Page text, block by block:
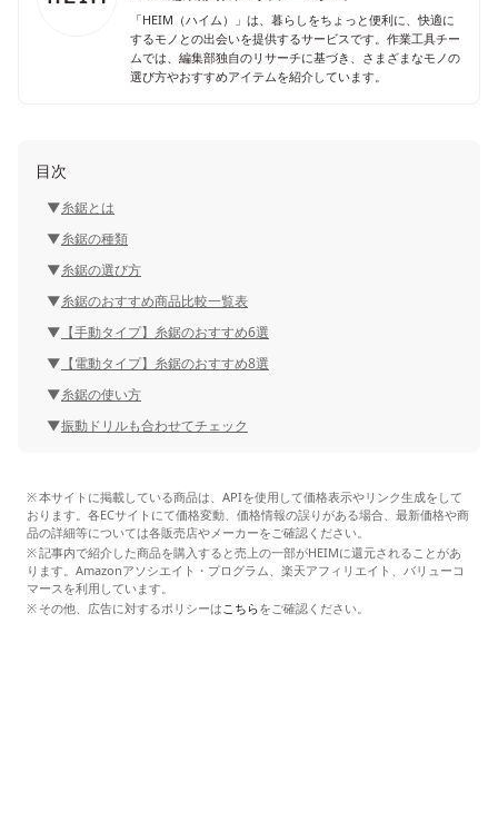
「HEIM（ハイム）」は、暮らしをちょっと便利に、快適に
するモノとの出会いを提供するサービスです。作業工具チー
ムでは、編集部独自のリサーチに基づき、さまざまなモノの
選び方やおすすめアイテムを紹介しています。
目次
糸鋸とは
糸鋸の種類
糸鋸の選び方
糸鋸のおすすめ商品比較一覧表
【手動タイプ】糸鋸のおすすめ6選
【電動タイプ】糸鋸のおすすめ8選
糸鋸の使い方
振動ドリルも合わせてチェック
本サイトに掲載している商品は、APIを使用して価格表示やリンク生成をして
おります。各ECサイトにて価格変動、価格情報の誤りがある場合、最新価格や商
品の詳細等については各販売店やメーカーをご確認ください。
記事内で紹介した商品を購入すると売上の一部がHEIMに還元されることがあ
ります。Amazonアソシエイト・プログラム、楽天アフィリエイト、バリューコ
マースを利用しています。
その他、広告に対するポリシーはこちらをご確認ください。